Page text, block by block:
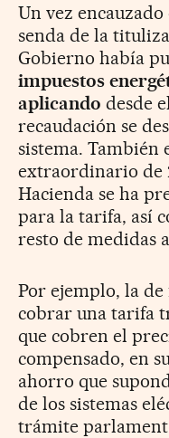
Un vez
senda de la
Gobierno había
impuestos
aplicando desde
recaudación se
sistema. También
extraordinario de
Hacienda se ha
para la tarifa, así
resto de medidas
Por ejemplo, la
cobrar una tarifa
que cobren el
compensado, en
ahorro que
de los sistemas
trámite